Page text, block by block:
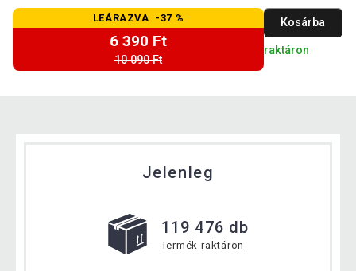
LEÁRAZVA -37 %
6 390 Ft
10 090 Ft
Kosárba
raktáron
Jelenleg
119 476 db
Termék raktáron